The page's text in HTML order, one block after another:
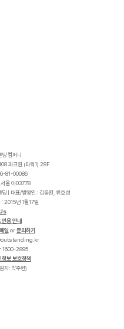
컴퍼니
파크원 (타워1) 28F
81-00086
서울 아03778
| 대표/발행인 : 김동환, 류호성
: 2015년 1월17일
인용 안내
일 or문의하기
r
k
.
g
n
i
d
n
a
t
s
t
u
o
1600-2895
정보 보호정책
자: 박주현)